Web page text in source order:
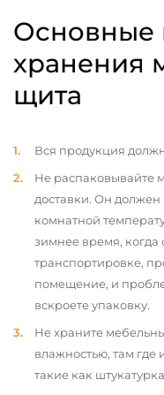
Основные
хранения
щита
Вся продукция
Не распаковывайте
доставки. Он
комнатной
зимнее время, когда
транспортировке,
помещение, и
вскроете упаковку.
Не храните
влажностью, там
такие как